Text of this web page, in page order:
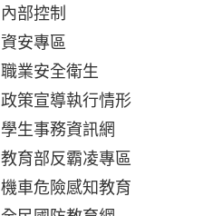
內部控制
資安專區
職業安全衛生
政策宣導執行情形
學生事務資訊網
教育部反霸凌專區
機車危險感知教育